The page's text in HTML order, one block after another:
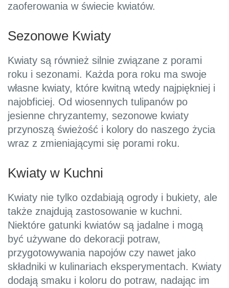
zaoferowania w świecie kwiatów.
Sezonowe Kwiaty
Kwiaty są również silnie związane z porami
roku i sezonami. Każda pora roku ma swoje
własne kwiaty, które kwitną wtedy najpiękniej i
najobficiej. Od wiosennych tulipanów po
jesienne chryzantemy, sezonowe kwiaty
przynoszą świeżość i kolory do naszego życia
wraz z zmieniającymi się porami roku.
Kwiaty w Kuchni
Kwiaty nie tylko ozdabiają ogrody i bukiety, ale
także znajdują zastosowanie w kuchni.
Niektóre gatunki kwiatów są jadalne i mogą
być używane do dekoracji potraw,
przygotowywania napojów czy nawet jako
składniki w kulinariach eksperymentach. Kwiaty
dodają smaku i koloru do potraw, nadając im